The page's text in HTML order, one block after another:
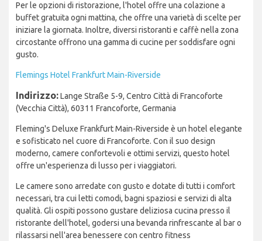
Per le opzioni di ristorazione, l'hotel offre una colazione a
buffet gratuita ogni mattina, che offre una varietà di scelte per
iniziare la giornata. Inoltre, diversi ristoranti e caffè nella zona
circostante offrono una gamma di cucine per soddisfare ogni
gusto.
Flemings Hotel Frankfurt Main-Riverside
Indirizzo:Lange Straße 5-9, Centro Città di Francoforte
(Vecchia Città), 60311 Francoforte, Germania
Fleming's Deluxe Frankfurt Main-Riverside è un hotel elegante
e sofisticato nel cuore di Francoforte. Con il suo design
moderno, camere confortevoli e ottimi servizi, questo hotel
offre un'esperienza di lusso per i viaggiatori.
Le camere sono arredate con gusto e dotate di tutti i comfort
necessari, tra cui letti comodi, bagni spaziosi e servizi di alta
qualità. Gli ospiti possono gustare deliziosa cucina presso il
ristorante dell'hotel, godersi una bevanda rinfrescante al bar o
rilassarsi nell'area benessere con centro fitness